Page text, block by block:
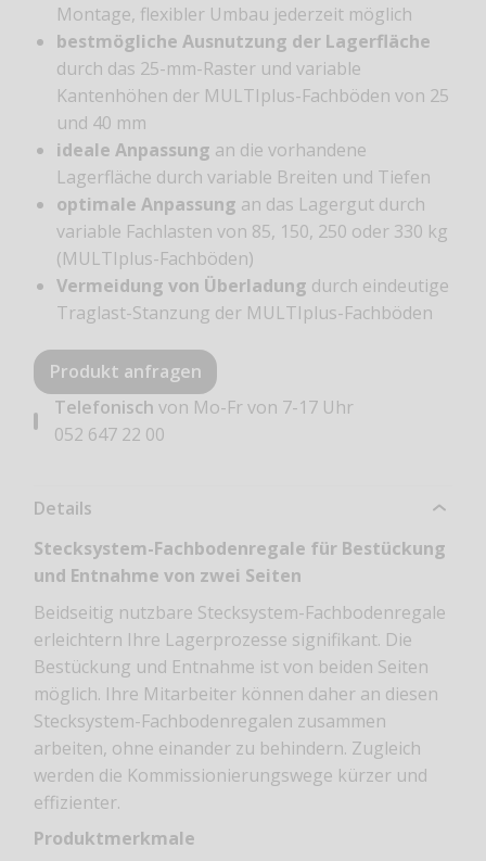
Montage, flexibler Umbau jederzeit möglich
bestmögliche Ausnutzung der Lagerfläche
durch das 25-mm-Raster und variable
Kantenhöhen der MULTIplus-Fachböden von 25
und 40 mm
ideale Anpassung an die vorhandene
Lagerfläche durch variable Breiten und Tiefen
optimale Anpassung an das Lagergut durch
variable Fachlasten von 85, 150, 250 oder 330 kg
(MULTIplus-Fachböden)
Vermeidung von Überladung durch eindeutige
Traglast-Stanzung der MULTIplus-­Fachböden
Produkt anfragen
Telefonisch von Mo-Fr von 7-17 Uhr
052 647 22 00
Details
Stecksystem-Fachbodenregale für Bestückung
und Entnahme von zwei Seiten
Beidseitig nutzbare Stecksystem-Fachbodenregale
erleichtern Ihre Lagerprozesse signifikant. Die
Bestückung und Entnahme ist von beiden Seiten
möglich. Ihre Mitarbeiter können daher an diesen
Stecksystem-Fachbodenregalen zusammen
arbeiten, ohne einander zu behindern. Zugleich
werden die Kommissionierungswege kürzer und
effizienter.
Produktmerkmale